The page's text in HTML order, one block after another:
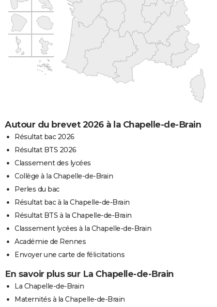
Autour du brevet 2026 à la Chapelle-de-Brain
Résultat bac 2026
Résultat BTS 2026
Classement des lycées
Collège à la Chapelle-de-Brain
Perles du bac
Résultat bac à la Chapelle-de-Brain
Résultat BTS à la Chapelle-de-Brain
Classement lycées à la Chapelle-de-Brain
Académie de Rennes
Envoyer une carte de félicitations
En savoir plus sur La Chapelle-de-Brain
La Chapelle-de-Brain
Maternités à la Chapelle-de-Brain